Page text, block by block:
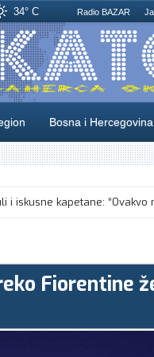
34° C Radio BAZAR
Bosna i Hercegovina
i iskusne kapetane: “Ovakvo
Fiorentine